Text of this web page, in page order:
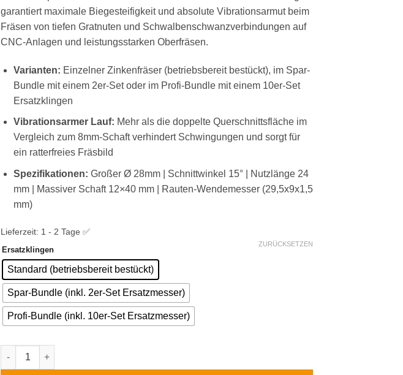
garantiert maximale Biegesteifigkeit und absolute Vibrationsarmut beim
Fräsen von tiefen Gratnuten und Schwalbenschwanzverbindungen auf
CNC-Anlagen und leistungsstarken Oberfräsen.
Varianten: Einzelner Zinkenfräser (betriebsbereit bestückt), im Spar-
Bundle mit einem 2er-Set oder im Profi-Bundle mit einem 10er-Set
Ersatzklingen
Vibrationsarmer Lauf: Mehr als die doppelte Querschnittsfläche im
Vergleich zum 8mm-Schaft verhindert Schwingungen und sorgt für
ein ratterfreies Fräsbild
Spezifikationen: Großer Ø 28mm | Schnittwinkel 15° | Nutzlänge 24
mm | Massiver Schaft 12×40 mm | Rauten-Wendemesser (29,5x9x1,5
mm)
Lieferzeit: 1 - 2 Tage ✅
Ersatzklingen
Standard (betriebsbereit bestückt)
Spar-Bundle (inkl. 2er-Set Ersatzmesser)
Profi-Bundle (inkl. 10er-Set Ersatzmesser)
ZURÜCKSETZEN
Zinkenfräser mit Wendemesser Ø 28mm 15° Schaft 12 mm Menge